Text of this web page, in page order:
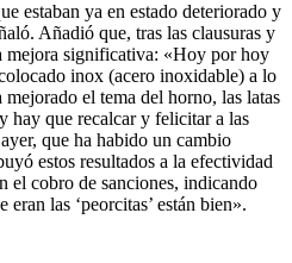
estaban ya en estado deteriorado y
Añadió que, tras las clausuras y
mejora significativa: «Hoy por hoy
inox (acero inoxidable) a lo
mejorado el tema del horno, las latas
hay que recalcar y felicitar a las
que ha habido un cambio
estos resultados a la efectividad
el cobro de sanciones, indicando
eran las ‘peorcitas’ están bien».